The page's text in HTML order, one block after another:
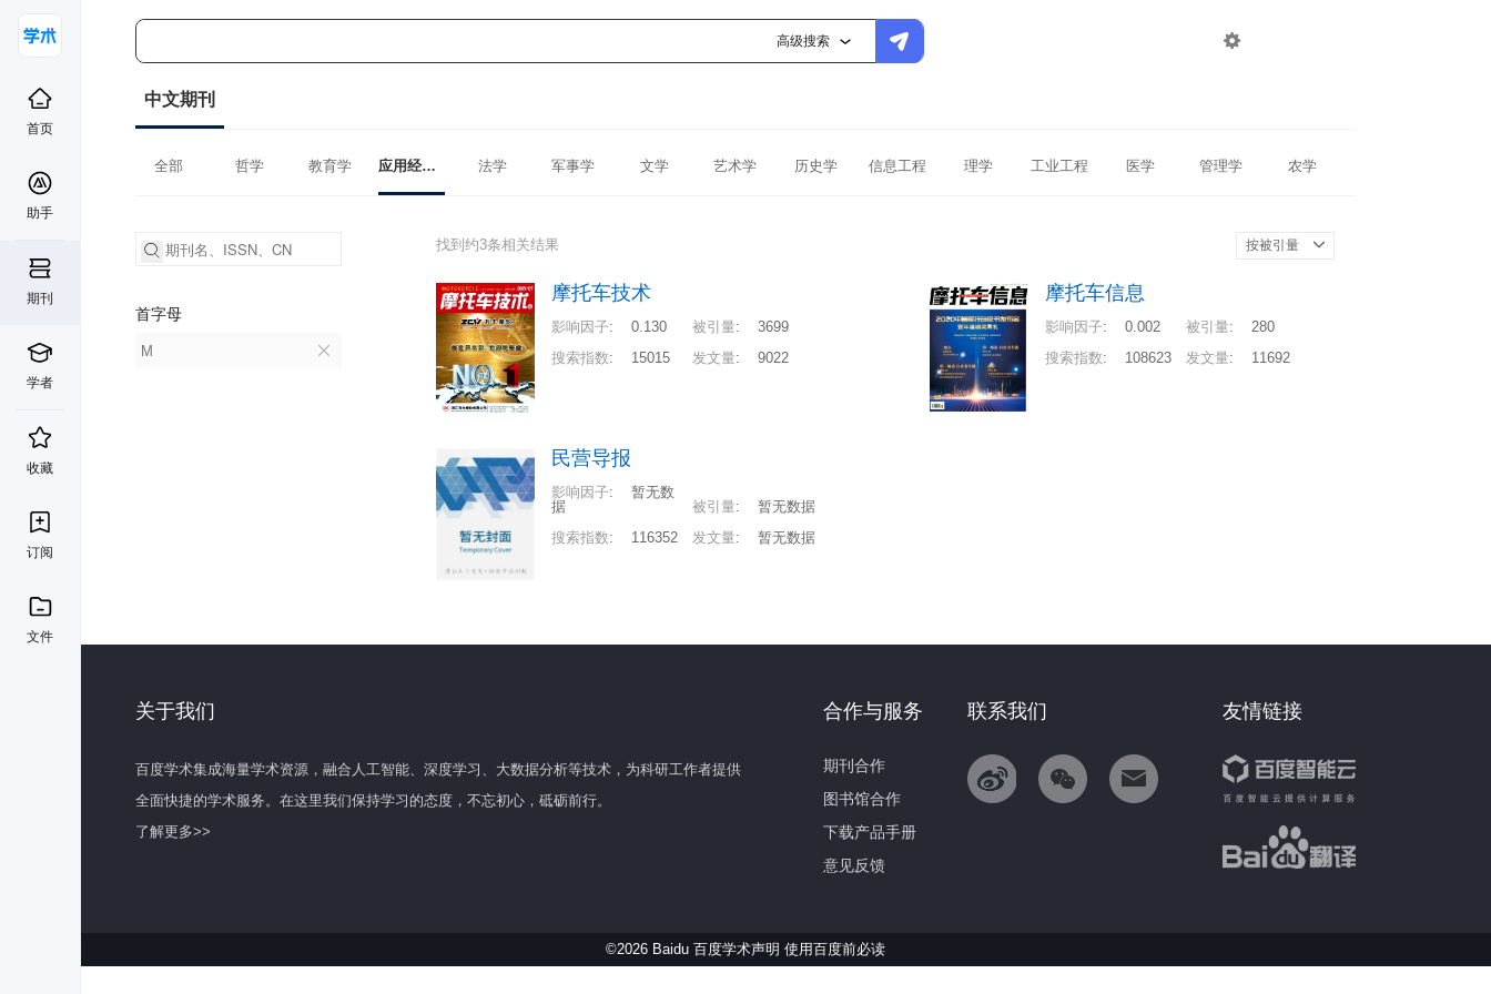
高级搜索 
首页
助手
期刊
学者
收藏
订阅
文件
中文期刊
全部 哲学 教育学 应用经济学 法学 军事学 文学 艺术学 历史学 信息工程 理学 工业工程 医学 管理学 农学
首字母
M
找到约3条相关结果 按被引量
摩托车技术
影响因子: 0.130 被引量:
3699
搜索指数: 15015 发文量: 9022
摩托车信息
影响因子: 0.002 被引量:
280
搜索指数: 108623 发文量: 11692
民营导报
影响因子:
暂无数
据
被引量:
暂无数据
搜索指数: 116352 发文量: 暂无数据
关于我们
百度学术集成海量学术资源，融合人工智能、深度学习、大数据分析等技术，为科研工作者提供
全面快捷的学术服务。在这里我们保持学习的态度，不忘初心，砥砺前行。
了解更多>>
友情链接
联系我们
合作与服务
期刊合作
图书馆合作
下载产品手册
意见反馈
©2026 Baidu 百度学术声明 使用百度前必读